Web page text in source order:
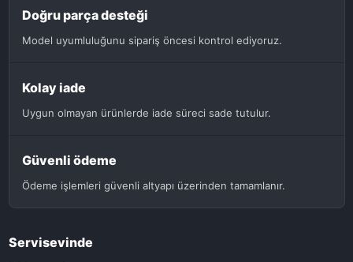
Doğru parça desteği
Model uyumluluğunu sipariş öncesi kontrol ediyoruz.
Kolay iade
Uygun olmayan ürünlerde iade süreci sade tutulur.
Güvenli ödeme
Ödeme işlemleri güvenli altyapı üzerinden tamamlanır.
Servisevinde